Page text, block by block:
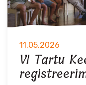
11.05.2026
VI Tartu